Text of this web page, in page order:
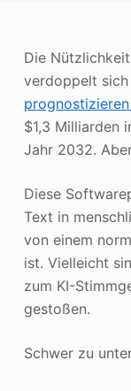
Bild Recopyright
Die
verdoppelt
$1,3 Milliarden
Jahr 2032.
Diese
Text in
von einem
ist. Vielleicht
zum KI-
gestoßen.
Schwer zu